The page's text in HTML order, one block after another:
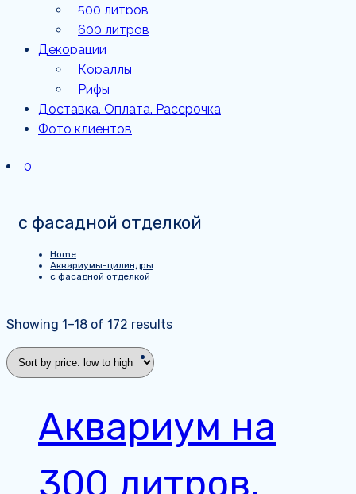
500 литров
600 литров
Декорации
Кораллы
Рифы
Доставка. Оплата. Рассрочка
Фото клиентов
0
с фасадной отделкой
Home
Аквариумы-цилиндры
с фасадной отделкой
Showing 1–18 of 172 results
Аквариум на
300 литров.